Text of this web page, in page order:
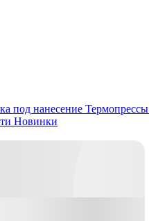
под нанесение Термопрессы
Новинки